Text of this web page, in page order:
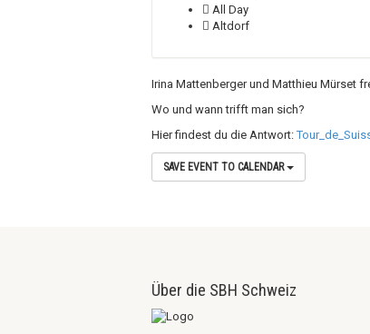
All Day
Altdorf
Irina Mattenberger und Matthieu Mürset
Wo und wann trifft man sich?
Hier findest du die Antwort:
SAVE EVENT TO CALENDAR
Über die SBH Schweiz